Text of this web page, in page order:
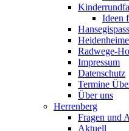
Ideen
Hansegispass
Radwege-
Impressum
Datenschutz
Termine
Über uns
Herrenberg
Fragen und
Aktuell